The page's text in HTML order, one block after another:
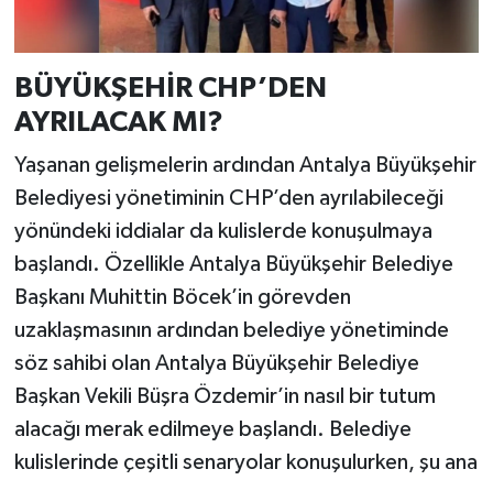
BÜYÜKŞEHİR CHP’DEN
AYRILACAK MI?
Yaşanan gelişmelerin ardından Antalya Büyükşehir
Belediyesi yönetiminin CHP’den ayrılabileceği
yönündeki iddialar da kulislerde konuşulmaya
başlandı. Özellikle Antalya Büyükşehir Belediye
Başkanı Muhittin Böcek’in görevden
uzaklaşmasının ardından belediye yönetiminde
söz sahibi olan Antalya Büyükşehir Belediye
Başkan Vekili Büşra Özdemir’in nasıl bir tutum
alacağı merak edilmeye başlandı. Belediye
kulislerinde çeşitli senaryolar konuşulurken, şu ana